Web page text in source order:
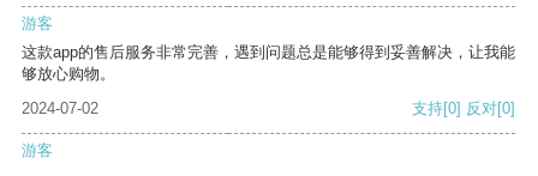
游客
这款app的售后服务非常完善，遇到问题总是能够得到妥善解决，让我能
够放心购物。
2024-07-02
支持[0] 反对[0]
游客